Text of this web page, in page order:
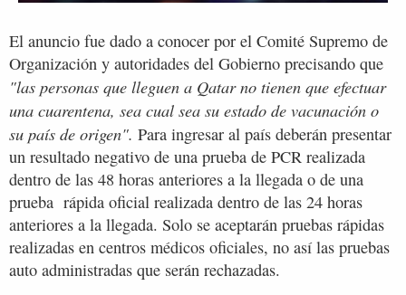
El anuncio fue dado a conocer por el Comité Supremo de
Organización y autoridades del Gobierno precisando que
"las personas que lleguen a Qatar no tienen que efectuar
una cuarentena, sea cual sea su estado de vacunación o
su país de origen". Para ingresar al país deberán presentar
un resultado negativo de una prueba de PCR realizada
dentro de las 48 horas anteriores a la llegada o de una
prueba rápida oficial realizada dentro de las 24 horas
anteriores a la llegada. Solo se aceptarán pruebas rápidas
realizadas en centros médicos oficiales, no así las pruebas
auto administradas que serán rechazadas.